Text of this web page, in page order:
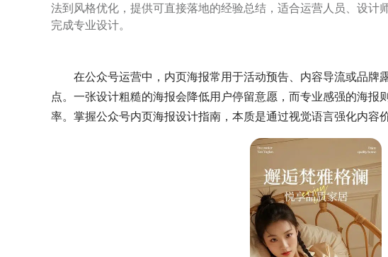
法到风格优化，提供可直接落地的经验总结，适合运营人员、设计
完成专业设计。
在公众号运营中，内页海报常用于活动预告、内容导流或品牌
点。一张设计粗糙的海报会降低用户停留意愿，而专业感强的海报
率。掌握公众号内页海报设计指南，本质是通过视觉语言强化内容